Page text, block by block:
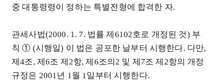
중 대통령령이 정하는 특별전형에 합격한 자.
관세사법(2000. 1. 7. 법률 제6102호로 개정된 것) 부
칙 ① (시행일) 이 법은 공포한 날부터 시행한다. 다만,
제4조, 제6조 제2항, 제6조의2 및 제7조 제2항의 개정
규정은 2001년 1월 1일부터 시행한다.